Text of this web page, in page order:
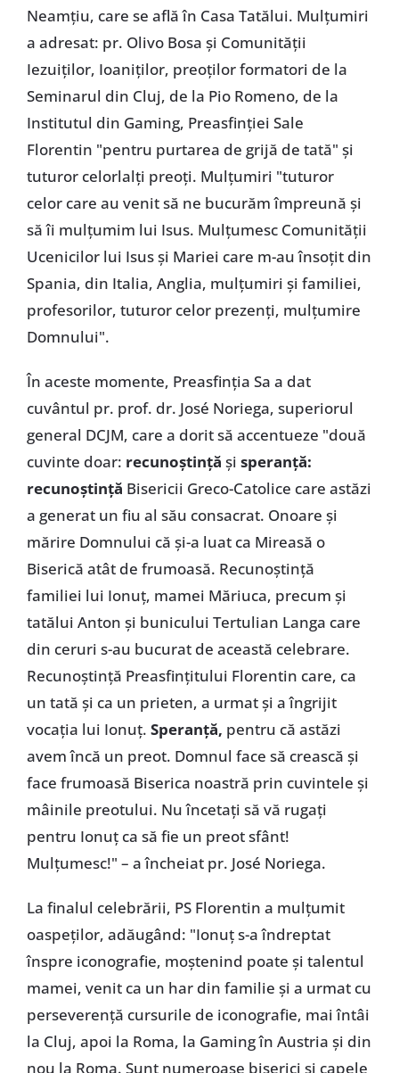
Neamțiu, care se află în Casa Tatălui. Mulțumiri
a adresat: pr. Olivo Bosa și Comunității
Iezuiților, Ioaniților, preoților formatori de la
Seminarul din Cluj, de la Pio Romeno, de la
Institutul din Gaming, Preasfinției Sale
Florentin "pentru purtarea de grijă de tată" și
tuturor celorlalți preoți. Mulțumiri "tuturor
celor care au venit să ne bucurăm împreună și
să îi mulțumim lui Isus. Mulțumesc Comunității
Ucenicilor lui Isus și Mariei care m-au însoțit din
Spania, din Italia, Anglia, mulțumiri și familiei,
profesorilor, tuturor celor prezenți, mulțumire
Domnului".
În aceste momente, Preasfinția Sa a dat
cuvântul pr. prof. dr. José Noriega, superiorul
general DCJM, care a dorit să accentueze "două
cuvinte doar: recunoștință și speranță:
recunoștință Bisericii Greco-Catolice care astăzi
a generat un fiu al său consacrat. Onoare și
mărire Domnului că și-a luat ca Mireasă o
Biserică atât de frumoasă. Recunoștință
familiei lui Ionuț, mamei Măriuca, precum și
tatălui Anton și bunicului Tertulian Langa care
din ceruri s-au bucurat de această celebrare.
Recunoștință Preasfințitului Florentin care, ca
un tată și ca un prieten, a urmat și a îngrijit
vocația lui Ionuț. Speranță, pentru că astăzi
avem încă un preot. Domnul face să crească și
face frumoasă Biserica noastră prin cuvintele și
mâinile preotului. Nu încetați să vă rugați
pentru Ionuț ca să fie un preot sfânt!
Mulțumesc!" – a încheiat pr. José Noriega.
La finalul celebrării, PS Florentin a mulțumit
oaspeților, adăugând: "Ionuț s-a îndreptat
înspre iconografie, moștenind poate și talentul
mamei, venit ca un har din familie și a urmat cu
perseverență cursurile de iconografie, mai întâi
la Cluj, apoi la Roma, la Gaming în Austria și din
nou la Roma. Sunt numeroase biserici și capele